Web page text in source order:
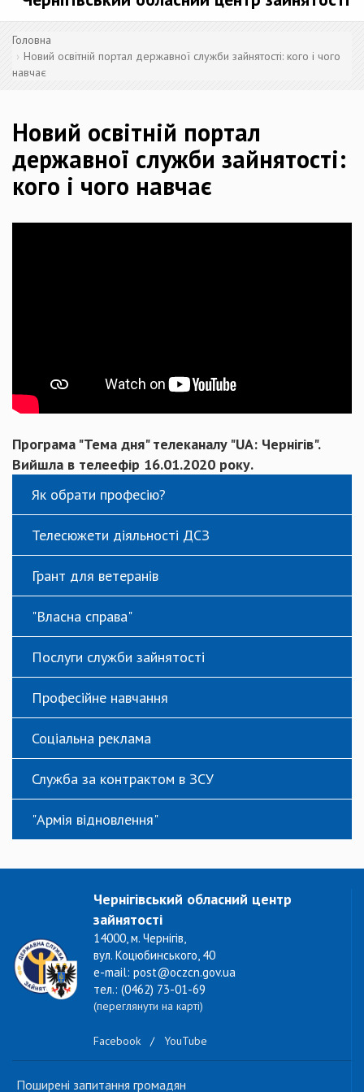
Головна
Новий освітній портал державної служби зайнятості: кого і чого
навчає
Новий освітній портал
державної служби зайнятості:
кого і чого навчає
Програма "Тема дня" телеканалу "UA: Чернігів".
Вийшла в телеефір 16.01.2020 року.
Як обрати професію?
Телесюжети діяльності ДСЗ
Грант для ветеранів
"Власна справа"
Послуги служби зайнятості
Професійне навчання
Соціальна реклама
Служба за контрактом в ЗСУ
"Армія відновлення"
Чернігівський обласний центр
зайнятості
14000, м. Чернігів,
вул. Коцюбинського, 40
e-mail: post@oczcn.gov.ua
тел.: (0462) 73-01-69
(переглянути на карті)
Facebook / YouTube
Поширені запитання громадян